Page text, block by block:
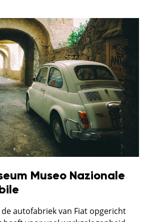
Museo Nazionale
autofabriek van Fiat opgericht